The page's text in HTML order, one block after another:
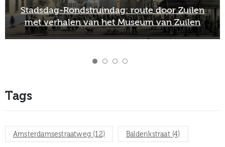
Officieel afscheid Wim van Scharenburg als
directeur van het Museum van Zuilen
Tags
Amsterdamsestraatweg (12) Balderikstraat(4)